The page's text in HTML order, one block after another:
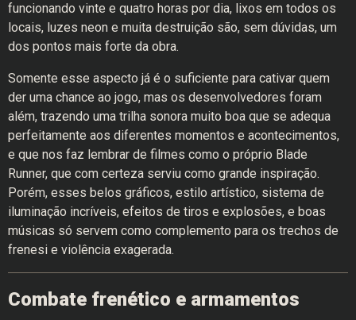
funcionando vinte e quatro horas por dia, lixos em todos os
locais, luzes neon e muita destruição são, sem dúvidas, um
dos pontos mais forte da obra.
Somente esse aspecto já é o suficiente para cativar quem
der uma chance ao jogo, mas os desenvolvedores foram
além, trazendo uma trilha sonora muito boa que se adequa
perfeitamente aos diferentes momentos e acontecimentos,
e que nos faz lembrar de filmes como o próprio Blade
Runner, que com certeza serviu como grande inspiração.
Porém, esses belos gráficos, estilo artístico, sistema de
iluminação incríveis, efeitos de tiros e explosões, e boas
músicas só servem como complemento para os trechos de
frenesi e violência exagerada.
Combate frenético e armamentos